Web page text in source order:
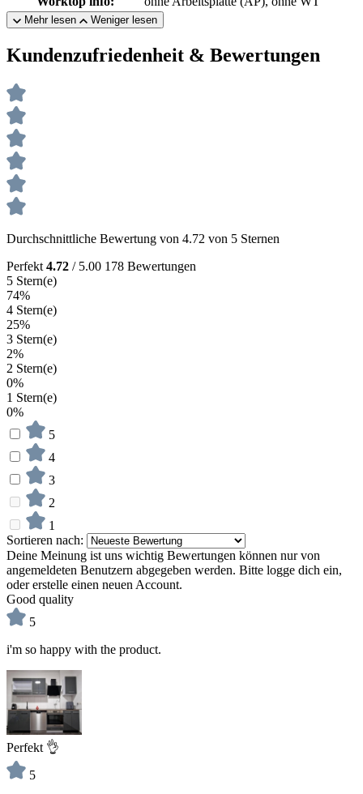
Mehr lesen Weniger lesen
Kundenzufriedenheit & Bewertungen
Durchschnittliche Bewertung von 4.72 von 5 Sternen
Perfekt 4.72 / 5.00 178 Bewertungen
5 Stern(e)
74%
4 Stern(e)
25%
3 Stern(e)
2%
2 Stern(e)
0%
1 Stern(e)
0%
5
4
3
2
1
Sortieren nach:
Deine Meinung ist uns wichtig Bewertungen können nur von
angemeldeten Benutzern abgegeben werden. Bitte logge dich ein,
oder erstelle einen neuen Account.
Good quality
5
i'm so happy with the product.
Perfekt 👌
5